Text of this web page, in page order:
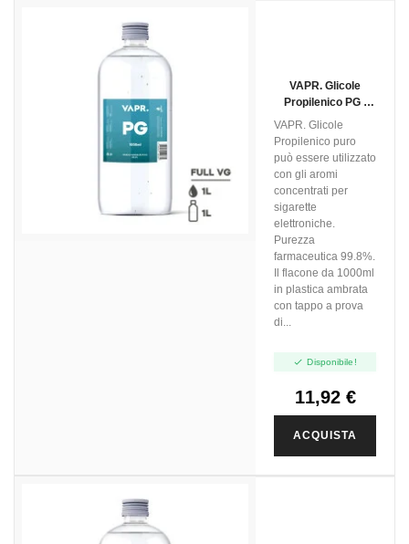
VAPR. Glicole
Propilenico PG -
1000ml
VAPR. Glicole
Propilenico puro
può essere utilizzato
con gli aromi
concentrati per
sigarette
elettroniche.
Purezza
farmaceutica 99.8%.
Il flacone da 1000ml
in plastica ambrata
con tappo a prova
di...
 Disponibile!
11,92 €
ACQUISTA